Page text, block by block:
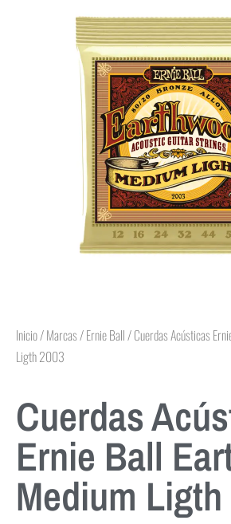
Inicio/Marcas/Ernie Ball/ Cuerdas Acústicas
Ligth 2003
Cuerdas
Ernie Ball
Medium Ligth